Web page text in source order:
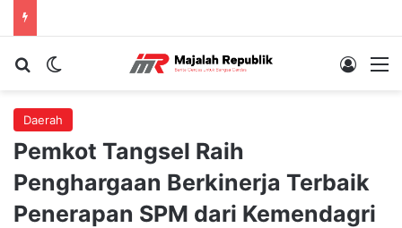
Cari berita...Switch skin Log In
Daerah
Pemkot Tangsel Raih
Penghargaan Berkinerja Terbaik
Penerapan SPM dari Kemendagri